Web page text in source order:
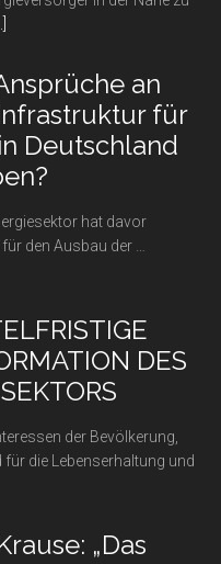
die
Strom
und
Gas
Vergleich,
sinken
die
an
für
Deutschland
hat davor
den Ausbau der …
DES
der Bevölkerung,
die Lebenserhaltung und
„Das